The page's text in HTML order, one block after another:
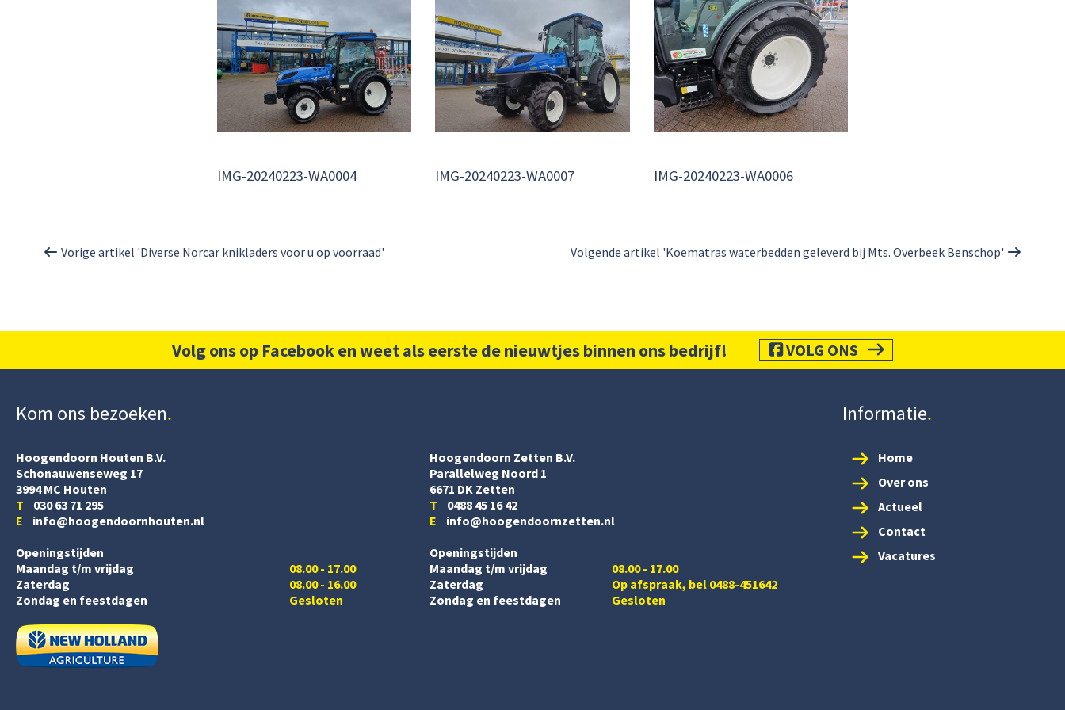
IMG-20240223-WA0004 IMG-20240223-WA0007 IMG-20240223-WA0006
Volgende artikel 'Koematras waterbedden geleverd bij Mts. Overbeek Benschop'
Vorige artikel 'Diverse Norcar knikladers voor u op voorraad'
Volg ons op Facebook en weet als eerste de nieuwtjes binnen ons bedrijf! VOLG ONS
Kom ons bezoeken
Hoogendoorn Houten B.V.
Schonauwenseweg 17
3994 MC Houten
T 030 63 71 295
E info@hoogendoornhouten.nl
Openingstijden
Maandag t/m vrijdag
Zaterdag
08.00 - 17.00
08.00 - 16.00
Zondag en feestdagen
Gesloten
Hoogendoorn Zetten B.V.
Parallelweg Noord 1
6671 DK Zetten
T 0488 45 16 42
E info@hoogendoornzetten.nl
Openingstijden
Maandag t/m vrijdag
08.00 - 17.00
Zaterdag
Op afspraak, bel 0488-451642
Zondag en feestdagen
Gesloten
Informatie
Home
Over ons
Actueel
Contact
Vacatures